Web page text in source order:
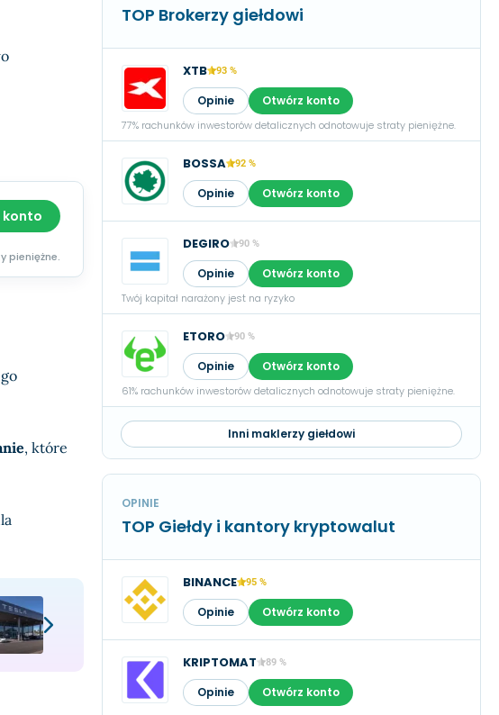
konto
pieniężne.
, które
TOP Brokerzy giełdowi
XTB 93 %
Opinie Otwórz konto
77% rachunków inwestorów detalicznych odnotowuje straty pieniężne.
BOSSA 92 %
Opinie Otwórz konto
DEGIRO 90 %
Opinie Otwórz konto
Twój kapitał narażony jest na ryzyko
ETORO 90 %
Opinie Otwórz konto
61% rachunków inwestorów detalicznych odnotowuje straty pieniężne.
Inni maklerzy giełdowi
OPINIE
TOP Giełdy i kantory kryptowalut
BINANCE 95 %
Opinie Otwórz konto
KRIPTOMAT 89 %
Opinie Otwórz konto